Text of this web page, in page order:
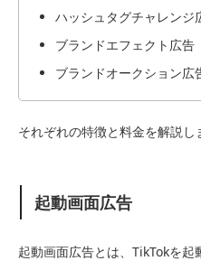
ハッシュタグチャレンジ
ブランドエフェクト広告
ブランドオークション広
それぞれの特徴と料金を解説し
起動画面広告
起動画面広告とは、TikTokを